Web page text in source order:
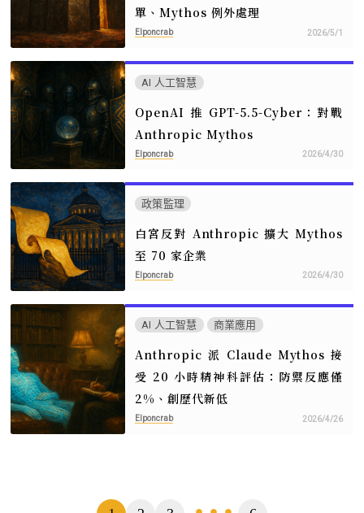
單、Mythos 例外處理
Elponcrab 2026/5/1
AI 人工智慧
OpenAI 推 GPT-5.5-Cyber：對戰
Anthropic Mythos
Elponcrab 2026/4/30
政策監理
白宮反對 Anthropic 擴大 Mythos
至 70 家企業
Elponcrab 2026/4/30
AI 人工智慧 商業應用
Anthropic 派 Claude Mythos 接
受 20 小時精神科評估：防禦反應僅
2%、創歷代新低
Elponcrab 2026/4/26